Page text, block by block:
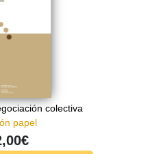
colectiva
papel